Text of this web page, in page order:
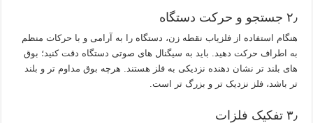
۲٫ جستجو و حرکت دستگاه
هنگام استفاده از فلزیاب نقطه‌ زن، دستگاه را به آرامی و با حرکات منظم
به اطراف حرکت دهید. باید به سیگنال‌ های صوتی دستگاه دقت کنید؛ بوق‌
های بلند تر نشان‌ دهنده نزدیکی به فلز هستند. هرچه بوق مداوم‌ تر و بلند
تر باشد، فلز نزدیک‌ تر و بزرگ‌ تر است.
۳٫ تفکیک فلزات